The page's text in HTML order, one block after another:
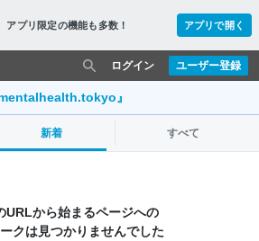
アプリ限定の機能も多数！ アプリで開く
ユーザー登録
ログイン
mentalhealth.tokyo』
新着 すべて
URLから始まるページへの
クは見つかりませんでした